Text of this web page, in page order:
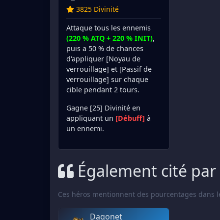
3825 Divinité
Attaque tous les ennemis
(220 % ATQ + 220 % INIT),
puis a 50 % de chances
d'appliquer [Noyau de
verrouillage] et [Passif de
verrouillage] sur chaque
cible pendant 2 tours.
Gagne [25] Divinité en
appliquant un [Débuff] à
un ennemi.
Également cité par
Ces héros mentionnent des pourcentages
Dagonet